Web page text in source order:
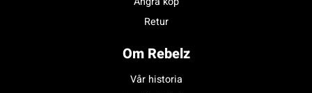
Retur
Om Rebelz
Vår historia